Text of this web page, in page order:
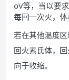
oV等，当以要
每回一次火，体
若在其他温度
回火索氏体，
向于收缩。